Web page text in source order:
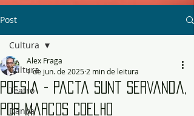
Post
Cultura
Teatro
Dança
Cultura
Poesia - Pacta sunt servanda,
por Marcos Coelho
Alex Fraga
1 de jun. de 2025 2 min de leitura